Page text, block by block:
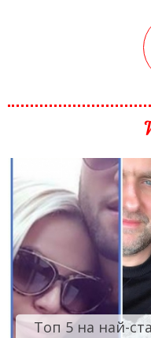
Топ 5 на най-